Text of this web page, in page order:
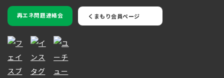
再エネ問題連絡会 くまもり会員ページ